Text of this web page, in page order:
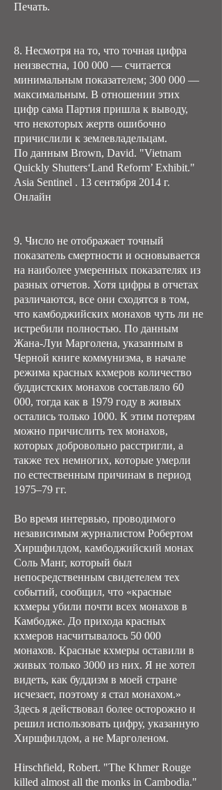
Печать.
8. Несмотря на то, что точная цифра
неизвестна, 100 000 — считается
минимальным показателем; 300 000 —
максимальным. В отношении этих
цифр сама Партия пришла к выводу,
что некоторых жертв ошибочно
причислили к землевладельцам.
По данным Brown, David. "Vietnam
Quickly Shutters‘Land Reform’ Exhibit."
Asia Sentinel . 13 сентября 2014 г.
Онлайн
9. Число не отображает точный
показатель смертности и основывается
на наиболее умеренных показателях из
разных отчетов. Хотя цифры в отчетах
различаются, все они сходятся в том,
что камбоджийских монахов чуть ли не
истребили полностью. По данным
Жана-Луи Марголена, указанным в
Черной книге коммунизма, в начале
режима красных кхмеров количество
буддистских монахов составляло 60
000, тогда как в 1979 году в живых
остались только 1000. К этим потерям
можно причислить тех монахов,
которых добровольно расстригли, а
также тех немногих, которые умерли
по естественным причинам в период
1975–79 гг.
Во время интервью, проводимого
независимым журналистом Робертом
Хиршфилдом, камбоджийский монах
Соль Манг, который был
непосредственным свидетелем тех
событий, сообщил, что «красные
кхмеры убили почти всех монахов в
Камбодже. До прихода красных
кхмеров насчитывалось 50 000
монахов. Красные кхмеры оставили в
живых только 3000 из них. Я не хотел
видеть, как буддизм в моей стране
исчезает, поэтому я стал монахом.»
Здесь я действовал более осторожно и
решил использовать цифру, указанную
Хиршфилдом, а не Марголеном.
Hirschfield, Robert. "The Khmer Rouge
killed almost all the monks in Cambodia."